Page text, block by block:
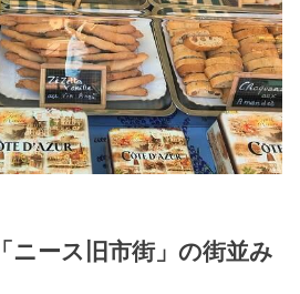
ニース旧市街」の街並み